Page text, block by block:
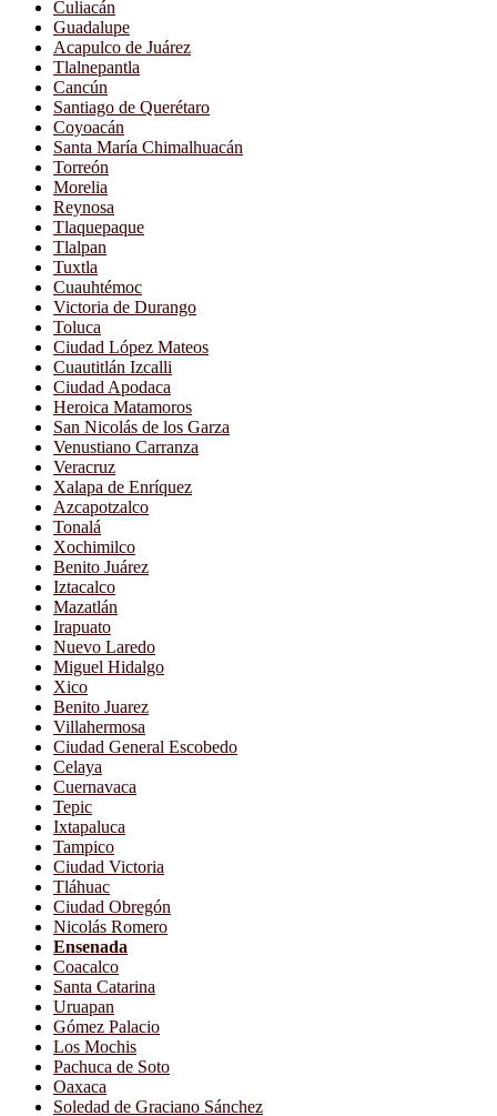
Culiacán
Guadalupe
Acapulco de Juárez
Tlalnepantla
Cancún
Santiago de Querétaro
Coyoacán
Santa María Chimalhuacán
Torreón
Morelia
Reynosa
Tlaquepaque
Tlalpan
Tuxtla
Cuauhtémoc
Victoria de Durango
Toluca
Ciudad López Mateos
Cuautitlán Izcalli
Ciudad Apodaca
Heroica Matamoros
San Nicolás de los Garza
Venustiano Carranza
Veracruz
Xalapa de Enríquez
Azcapotzalco
Tonalá
Xochimilco
Benito Juárez
Iztacalco
Mazatlán
Irapuato
Nuevo Laredo
Miguel Hidalgo
Xico
Benito Juarez
Villahermosa
Ciudad General Escobedo
Celaya
Cuernavaca
Tepic
Ixtapaluca
Tampico
Ciudad Victoria
Tláhuac
Ciudad Obregón
Nicolás Romero
Ensenada
Coacalco
Santa Catarina
Uruapan
Gómez Palacio
Los Mochis
Pachuca de Soto
Oaxaca
Soledad de Graciano Sánchez